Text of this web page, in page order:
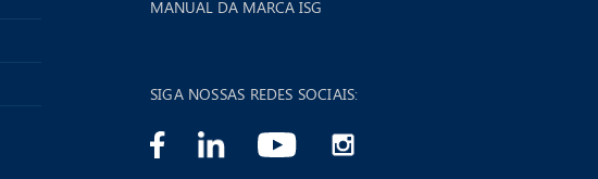
MANUAL DA MARCA ISG
SIGA NOSSAS REDES SOCIAIS: